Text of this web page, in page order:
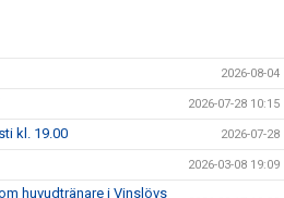
2026-08-04
2026-07-28 10:15
kl. 19.00 2026-07-28
2026-03-08 19:09
huvudtränare i Vinslövs